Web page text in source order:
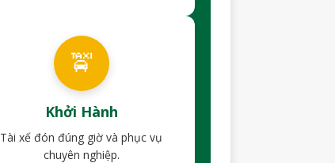
🚖
Khởi Hành
Tài xế đón đúng giờ và phục vụ
chuyên nghiệp.